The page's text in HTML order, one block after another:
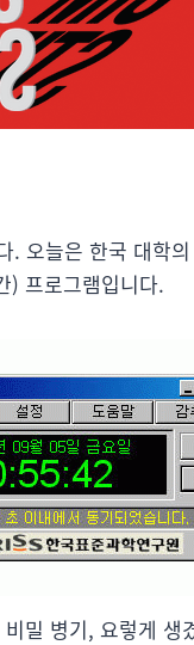
오늘은 한국 대학
) 프로그램입니다.
밀 병기, 요렇게 생